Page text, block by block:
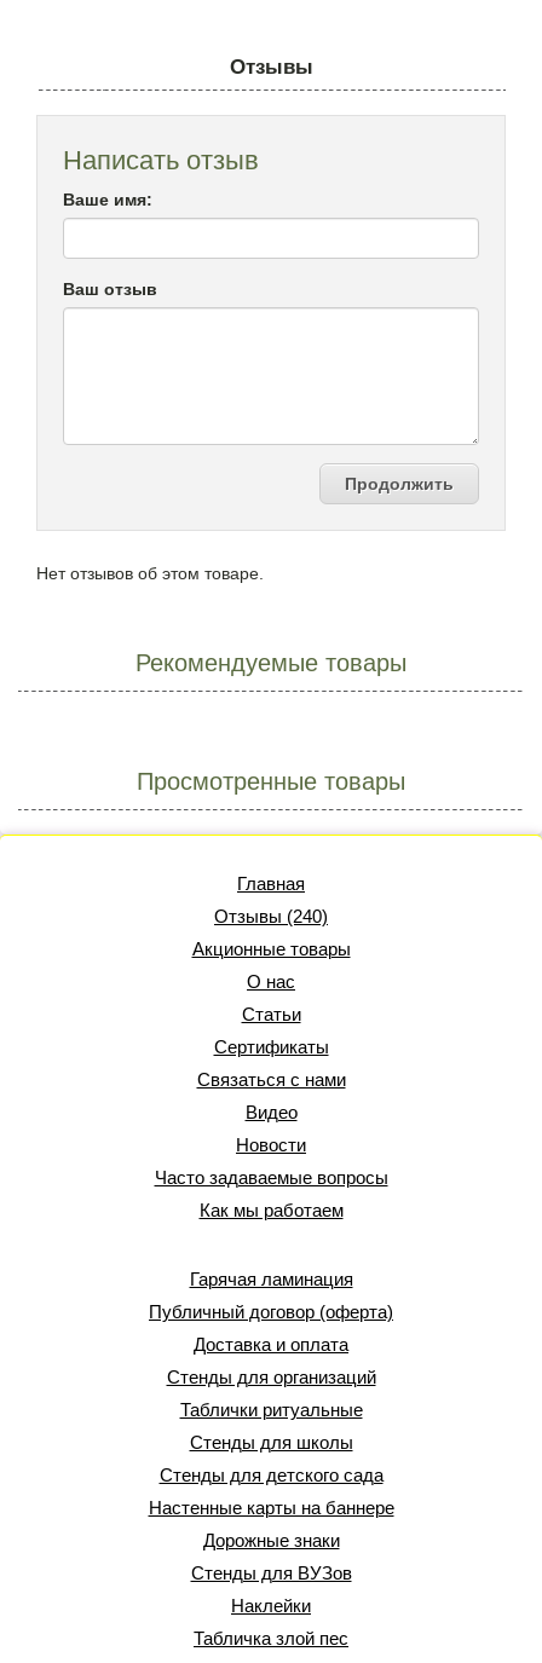
Отзывы
Написать отзыв
Ваше имя:
Ваш отзыв
Продолжить
Нет отзывов об этом товаре.
Рекомендуемые товары
Просмотренные товары
Главная
Отзывы (240)
Акционные товары
О нас
Статьи
Сертификаты
Связаться с нами
Видео
Новости
Часто задаваемые вопросы
Как мы работаем
Гарячая ламинация
Публичный договор (оферта)
Доставка и оплата
Стенды для организаций
Таблички ритуальные
Стенды для школы
Стенды для детского сада
Настенные карты на баннере
Дорожные знаки
Стенды для ВУЗов
Наклейки
Табличка злой пес